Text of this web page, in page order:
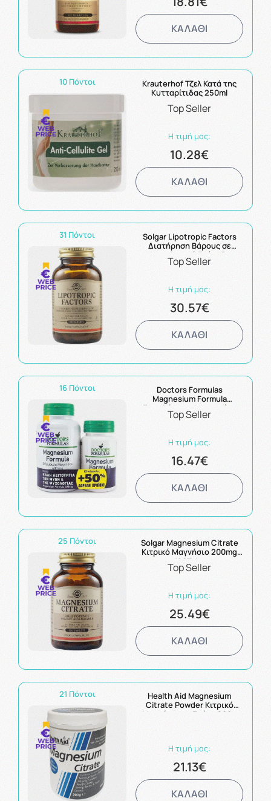
ΚΑΛΑΘΙ
10 Πόντοι
Krauterhof Τζελ Κατά της
Κυτταρίτιδας 250ml
Top Seller
Η τιμή μας:
10.28€
ΚΑΛΑΘΙ
31 Πόντοι
Solgar Lipotropic Factors
Διατήρηση Βάρους σε
Φυσιολογικά Επίπεδα
100Tabs
Top Seller
Η τιμή μας:
30.57€
ΚΑΛΑΘΙ
16 Πόντοι
Doctors Formulas
Magnesium Formula
Συμπλήρωμα Μαγνησίου
120Caps και δώρο Doctors
Μαγνησίου 60caps
Top Seller
Η τιμή μας:
16.47€
ΚΑΛΑΘΙ
25 Πόντοι
Solgar Magnesium Citrate
Κιτρικό Μαγνήσιο 200mg
120Tabs
Top Seller
Η τιμή μας:
25.49€
ΚΑΛΑΘΙ
21 Πόντοι
Health Aid Magnesium
Citrate Powder Κιτρικό
Μαγνήσιο σε Σκόνη 200g
Η τιμή μας:
21.13€
ΚΑΛΑΘΙ